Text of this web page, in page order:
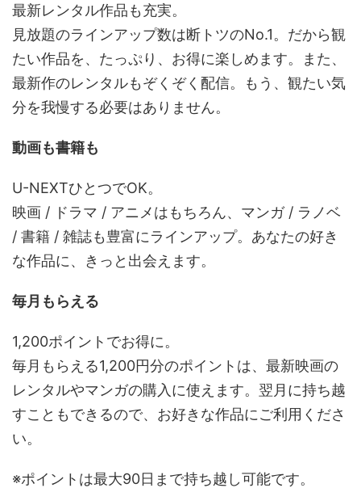
最新レンタル作品も充実。
見放題のラインアップ数は断トツのNo.1。だから観
たい作品を、たっぷり、お得に楽しめます。また、
最新作のレンタルもぞくぞく配信。もう、観たい気
分を我慢する必要はありません。
動画も書籍も
U-NEXTひとつでOK。
映画 / ドラマ / アニメはもちろん、マンガ / ラノベ
/ 書籍 / 雑誌も豊富にラインアップ。あなたの好き
な作品に、きっと出会えます。
毎月もらえる
1,200ポイントでお得に。
毎月もらえる1,200円分のポイントは、最新映画の
レンタルやマンガの購入に使えます。翌月に持ち越
すこともできるので、お好きな作品にご利用くださ
い。
※ポイントは最大90日まで持ち越し可能です。